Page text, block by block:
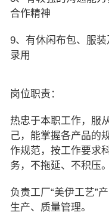
合作精神
9、有休闲布包、服
录用
岗位职责：
热忠于本职工作，服
己，能掌握各产品的
作规范，按工作要求
务，不拖延、不积压。
负责工厂“美伊工艺”
生产、质量管理。